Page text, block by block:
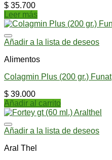
$ 35.700
Leer más
Añadir a la lista de deseos
Alimentos
Colagmin Plus (200 gr.) Funat
$ 39.000
Añadir al carrito
Añadir a la lista de deseos
Aral Thel